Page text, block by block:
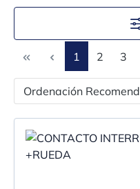
Página
1 Página
2 3